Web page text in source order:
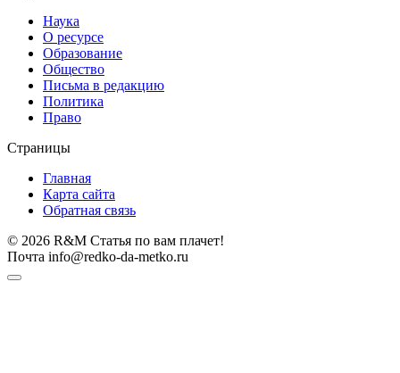
Наука
О ресурсе
Образование
Общество
Письма в редакцию
Политика
Право
Страницы
Главная
Карта сайта
Обратная связь
© 2026 R&M Статья по вам плачет!
Почта info@redko-da-metko.ru